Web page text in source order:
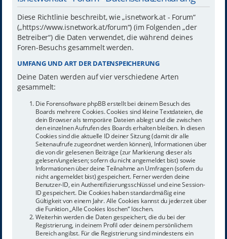
Diese Richtlinie beschreibt, wie „isnetwork.at - Forum“
(„https://www.isnetwork.at/forum“) (im Folgenden „der
Betreiber“) die Daten verwendet, die während deines
Foren-Besuchs gesammelt werden.
UMFANG UND ART DER DATENSPEICHERUNG
Deine Daten werden auf vier verschiedene Arten
gesammelt:
Die Forensoftware phpBB erstellt bei deinem Besuch des
Boards mehrere Cookies. Cookies sind kleine Textdateien, die
dein Browser als temporäre Dateien ablegt und die zwischen
den einzelnen Aufrufen des Boards erhalten bleiben. In diesen
Cookies sind die aktuelle ID deiner Sitzung (damit dir alle
Seitenaufrufe zugeordnet werden können), Informationen über
die von dir gelesenen Beiträge (zur Markierung dieser als
gelesen/ungelesen; sofern du nicht angemeldet bist) sowie
Informationen über deine Teilnahme an Umfragen (sofern du
nicht angemeldet bist) gespeichert. Ferner werden deine
Benutzer-ID, ein Authentifizierungsschlüssel und eine Session-
ID gespeichert. Die Cookies haben standardmäßig eine
Gültigkeit von einem Jahr. Alle Cookies kannst du jederzeit über
die Funktion „Alle Cookies löschen“ löschen.
Weiterhin werden die Daten gespeichert, die du bei der
Registrierung, in deinem Profil oder deinem persönlichem
Bereich angibst. Für die Registrierung sind mindestens ein